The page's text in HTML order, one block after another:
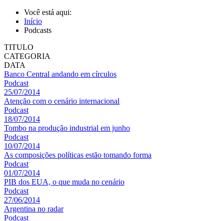
Você está aqui:
Início
Podcasts
TITULO
CATEGORIA
DATA
Banco Central andando em círculos
Podcast
25/07/2014
Atenção com o cenário internacional
Podcast
18/07/2014
Tombo na produção industrial em junho
Podcast
10/07/2014
As composições políticas estão tomando forma
Podcast
01/07/2014
PIB dos EUA, o que muda no cenário
Podcast
27/06/2014
Argentina no radar
Podcast